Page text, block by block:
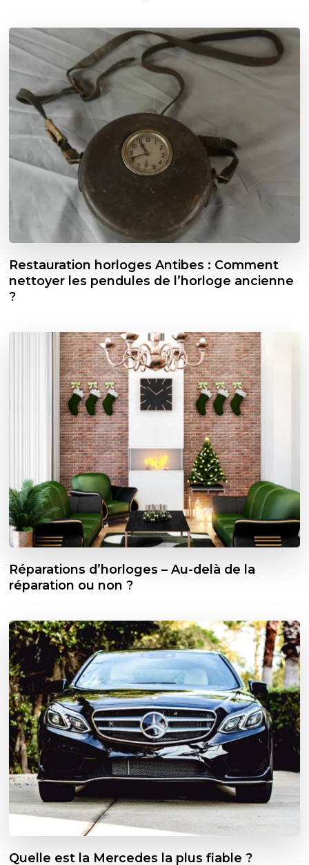
Restauration horloges Antibes : Comment
nettoyer les pendules de l’horloge ancienne
?
Réparations d’horloges – Au-delà de la
réparation ou non ?
Quelle est la Mercedes la plus fiable ?